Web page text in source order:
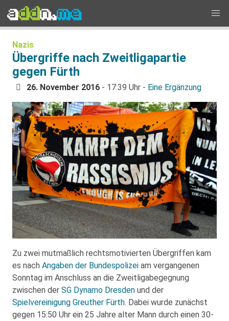
Nazis
Übergriffe nach Zweitligapartie
gegen Fürth
26. November 2016 - 17:39 Uhr - Eine Ergänzung
Zu zwei mutmaßlich rechtsmotivierten Übergriffen kam
es nach Angaben der Bundespolizei am vergangenen
Sonntag im Anschluss an die Zweitligabegegnung
zwischen der SG Dynamo Dresden und der
Spielvereinigung Greuther Fürth. Dabei wurde zunächst
gegen 15:50 Uhr ein 25 Jahre alter Mann durch einen 30-